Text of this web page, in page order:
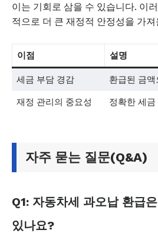
이는 기회로 삼을 수 있습니다. 이
적으로 더 큰 재정적 안정성을 가
이점 설명
세금 부담 경감 환급된 금
재정 관리의 중요성 정확한 세
자주 묻는 질문(Q&A)
Q1: 자동차세 과오납 환급
있나요?